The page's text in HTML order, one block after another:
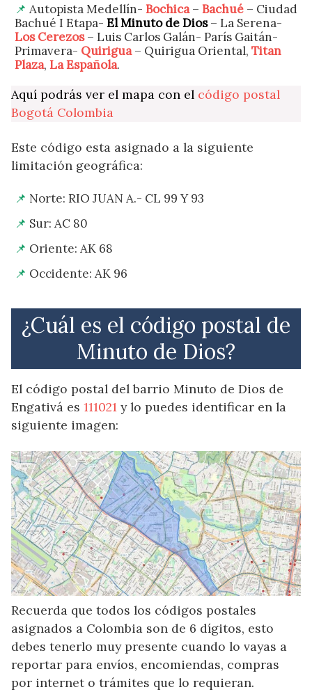
Autopista Medellín- Bochica– Bachué – Ciudad
Bachué I Etapa- El Minuto de Dios– La Serena-
Los Cerezos– Luis Carlos Galán- París Gaitán-
Primavera- Quirigua– Quirigua Oriental, Titan
Plaza, La Española.
Aquí podrás ver el mapa con el código postal
Bogotá Colombia
Este código esta asignado a la siguiente
limitación geográfica:
Norte: RIO JUAN A.- CL 99 Y 93
Sur: AC 80
Oriente: AK 68
Occidente: AK 96
¿Cuál es el código postal de
Minuto de Dios?
El código postal del barrio Minuto de Dios de
Engativá es 111021 y lo puedes identificar en la
siguiente imagen:
Recuerda que todos los códigos postales
asignados a Colombia son de 6 dígitos, esto
debes tenerlo muy presente cuando lo vayas a
reportar para envíos, encomiendas, compras
por internet o trámites que lo requieran.